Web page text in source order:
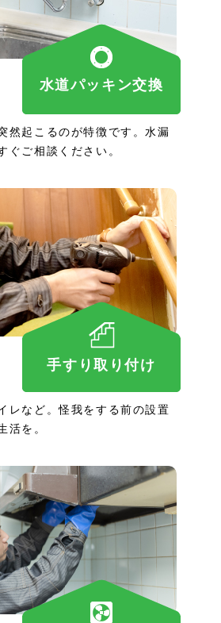
水道パッキン交換
然起こるのが特徴です。水漏
ぐご相談ください。
手すり取り付け
レなど。怪我をする前の設置
活を。